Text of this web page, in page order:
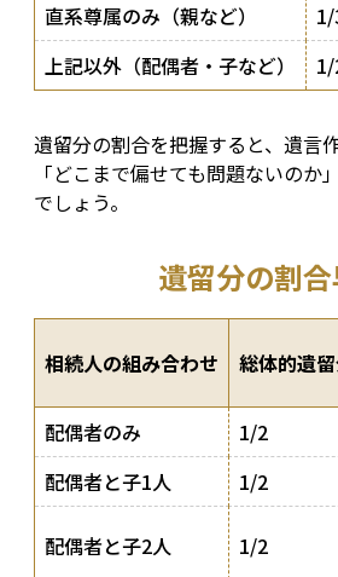
直系尊属のみ（親など）
上記以外（配偶者・子など）
遺留分の割合を把握すると、遺言
「どこまで偏せても問題ないのか
でしょう。
相続人の組み合わせ 総体的遺
配偶者のみ 1/2
配偶者と子1人
1/2
配偶者と子2人 1/2
遺留分の割